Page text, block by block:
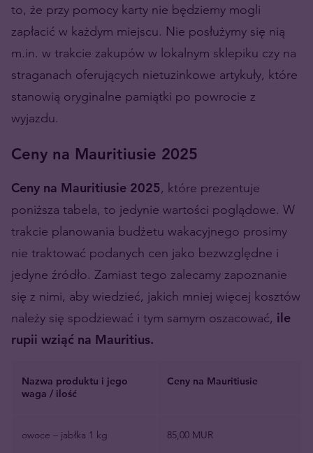
to, że przy pomocy karty nie będziemy mogli
zapłacić w każdym miejscu. Nie posłużymy się nią
m.in. w trakcie zakupów w lokalnym sklepiku czy na
straganach oferujących nietuzinkowe artykuły, które
stanowią oryginalne pamiątki po powrocie z
wyjazdu.
Ceny na Mauritiusie 2025
Ceny na Mauritiusie 2025, które prezentuje
poniższa tabela, to jedynie wartości poglądowe. W
trakcie planowania budżetu wakacyjnego prosimy
nie traktować podanych cen jako bezwzględne i
jedyne źródło. Zamiast tego zalecamy zapoznanie
się z nimi, aby wiedzieć, jakich mniej więcej kosztów
należy się spodziewać i tym samym oszacować, ile
rupii wziąć na Mauritius.
Nazwa produktu i jego
waga / ilość
Ceny na Mauritiusie
owoce – jabłka 1 kg 85,00 MUR